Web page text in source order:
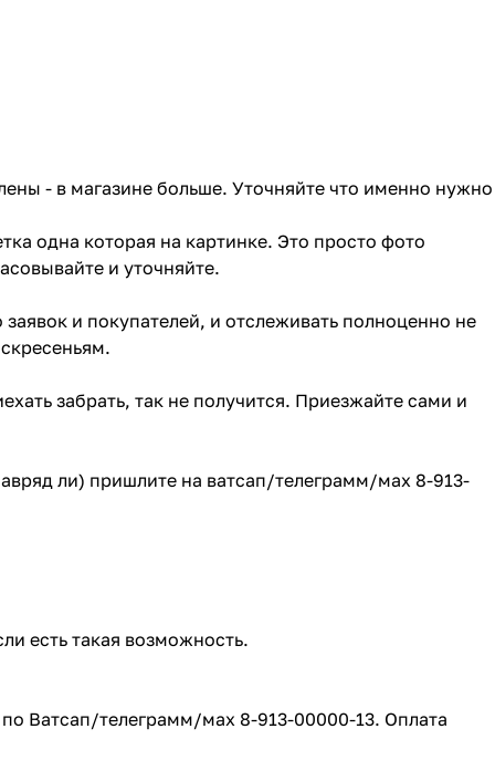
- в магазине больше. Уточняйте что именно нужно
одна которая на картинке. Это просто фото
и уточняйте.
и покупателей, и отслеживать полноценно не
забрать, так не получится. Приезжайте сами и
ли) пришлите на ватсап/телеграмм/мах 8-913-
есть такая возможность.
Ватсап/телеграмм/мах 8-913-00000-13. Оплата